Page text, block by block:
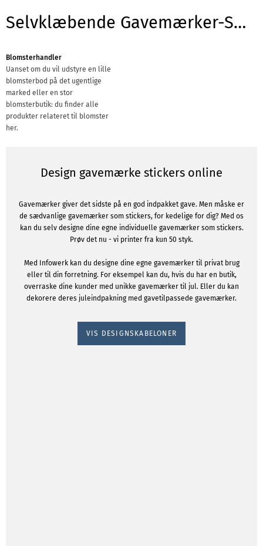
Selvklæbende Gavemærker-Skabeloner til brancher
Blomsterhandler
Uanset om du vil udstyre en lille
blomsterbod på det ugentlige
marked eller en stor
blomsterbutik: du finder alle
produkter relateret til blomster
her.
Design gavemærke stickers online
Gavemærker giver det sidste på en god indpakket gave. Men måske er
de sædvanlige gavemærker som stickers, for kedelige for dig? Med os
kan du selv designe dine egne individuelle gavemærker som stickers.
Prøv det nu - vi printer fra kun 50 styk.
Med Infowerk kan du designe dine egne gavemærker til privat brug
eller til din forretning. For eksempel kan du, hvis du har en butik,
overraske dine kunder med unikke gavemærker til jul. Eller du kan
dekorere deres juleindpakning med gavetilpassede gavemærker.
VIS DESIGNSKABELONER